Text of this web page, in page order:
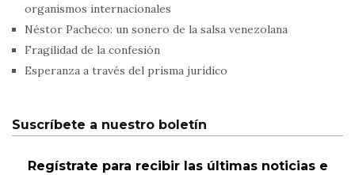
organismos internacionales
Néstor Pacheco: un sonero de la salsa venezolana
Fragilidad de la confesión
Esperanza a través del prisma jurídico
Suscríbete a nuestro boletín
Regístrate para recibir las últimas noticias e